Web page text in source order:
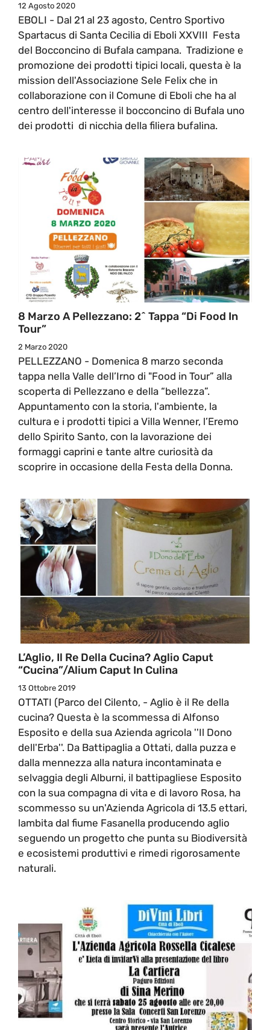
12 Agosto 2020
EBOLI - Dal 21 al 23 agosto, Centro Sportivo
Spartacus di Santa Cecilia di Eboli XXVIII Festa
del Bocconcino di Bufala campana. Tradizione e
promozione dei prodotti tipici locali, questa è la
mission dell'Associazione Sele Felix che in
collaborazione con il Comune di Eboli che ha al
centro dell'interesse il bocconcino di Bufala uno
dei prodotti di nicchia della filiera bufalina.
8 Marzo A Pellezzano: 2^ Tappa “Di Food In
Tour”
2 Marzo 2020
PELLEZZANO - Domenica 8 marzo seconda
tappa nella Valle dell’Irno di "Food in Tour” alla
scoperta di Pellezzano e della “bellezza”.
Appuntamento con la storia, l'ambiente, la
cultura e i prodotti tipici a Villa Wenner, l’Eremo
dello Spirito Santo, con la lavorazione dei
formaggi caprini e tante altre curiosità da
scoprire in occasione della Festa della Donna.
L’Aglio, Il Re Della Cucina? Aglio Caput
“Cucina”/Alium Caput In Culina
13 Ottobre 2019
OTTATI (Parco del Cilento, - Aglio è il Re della
cucina? Questa è la scommessa di Alfonso
Esposito e della sua Azienda agricola ''Il Dono
dell'Erba''. Da Battipaglia a Ottati, dalla puzza e
dalla mennezza alla natura incontaminata e
selvaggia degli Alburni, il battipagliese Esposito
con la sua compagna di vita e di lavoro Rosa, ha
scommesso su un'Azienda Agricola di 13.5 ettari,
lambita dal fiume Fasanella producendo aglio
seguendo un progetto che punta su Biodiversità
e ecosistemi produttivi e rimedi rigorosamente
naturali.